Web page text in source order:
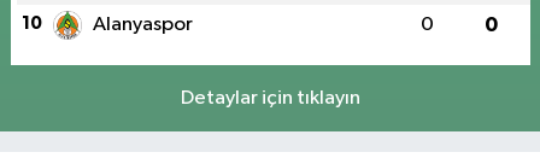
10 Alanyaspor 0 0
Detaylar için tıklayın